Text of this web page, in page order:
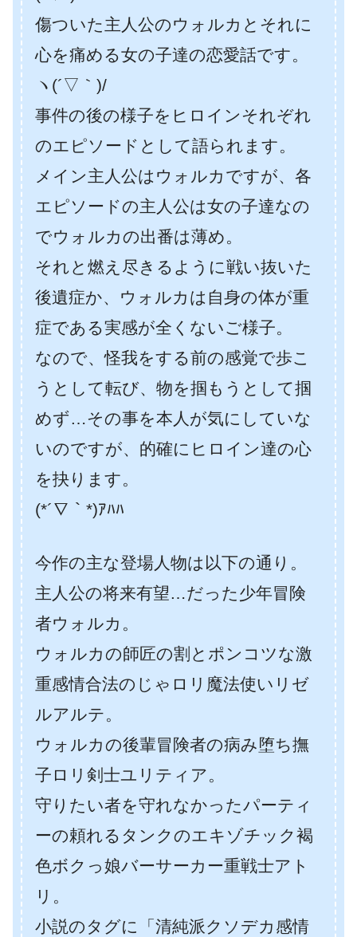
傷ついた主人公のウォルカとそれに
心を痛める女の子達の恋愛話です。
ヽ(´▽｀)/
事件の後の様子をヒロインそれぞれ
のエピソードとして語られます。
メイン主人公はウォルカですが、各
エピソードの主人公は女の子達なの
でウォルカの出番は薄め。
それと燃え尽きるように戦い抜いた
後遺症か、ウォルカは自身の体が重
症である実感が全くないご様子。
なので、怪我をする前の感覚で歩こ
うとして転び、物を掴もうとして掴
めず…その事を本人が気にしていな
いのですが、的確にヒロイン達の心
を抉ります。
(*´∇｀*)ｱﾊﾊ
今作の主な登場人物は以下の通り。
主人公の将来有望…だった少年冒険
者ウォルカ。
ウォルカの師匠の割とポンコツな激
重感情合法のじゃロリ魔法使いリゼ
ルアルテ。
ウォルカの後輩冒険者の病み堕ち撫
子ロリ剣士ユリティア。
守りたい者を守れなかったパーティ
ーの頼れるタンクのエキゾチック褐
色ボクっ娘バーサーカー重戦士アト
リ。
小説のタグに「清純派クソデカ感情